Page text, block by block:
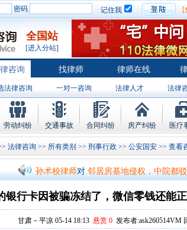
密码 记住我 [
全国站
[进入分站]
咨询 找律师 律师在线
法律咨询 一对一咨询 法律人才 法律
劳动纠纷 交通事故 合同纠纷 房产纠纷 医疗
法律咨询 >> 所有类别 >> 刑事行政 >> 公安国安 >>
孙术校律师 对 将满19周岁，偷了一部苹果
孙术校律师对 邻居房基地侵权，中院都驳
孙术校律师对在保定上班两年了，一直
银行卡因被骗冻结了，微信零钱还能
甘肃－平凉 05-14 18:13 悬赏 0发布者:ask260514VM